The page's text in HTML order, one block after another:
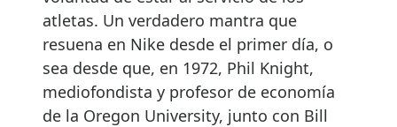
atletas. Un verdadero mantra que
resuena en Nike desde el primer día, o
sea desde que, en 1972, Phil Knight,
mediofondista y profesor de economía
de la Oregon University, junto con Bill